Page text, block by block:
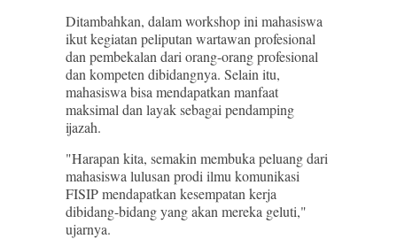
Ditambahkan, dalam workshop ini mahasiswa
ikut kegiatan peliputan wartawan profesional
dan pembekalan dari orang-orang profesional
dan kompeten dibidangnya. Selain itu,
mahasiswa bisa mendapatkan manfaat
maksimal dan layak sebagai pendamping
ijazah.
"Harapan kita, semakin membuka peluang dari
mahasiswa lulusan prodi ilmu komunikasi
FISIP mendapatkan kesempatan kerja
dibidang-bidang yang akan mereka geluti,"
ujarnya.